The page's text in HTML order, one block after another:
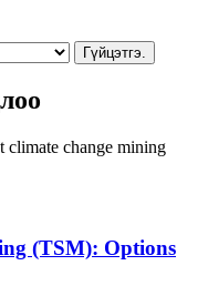
Гүйцэтгэ.
climate change mining
(TSM): Options